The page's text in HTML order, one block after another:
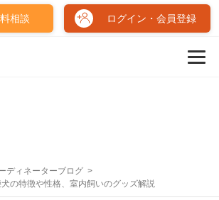
相談 ログイン・会員登録
ディネーターブログ
の特徴や性格、室内飼いのグッズ解説